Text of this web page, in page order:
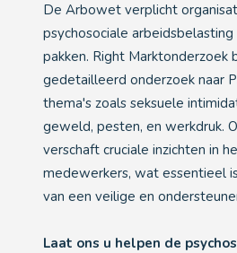
De Arbowet verplicht
psychosociale arbeidsbelasting
pakken. Right Marktonderzoek
gedetailleerd onderzoek naar
thema's zoals seksuele
geweld, pesten, en werkdruk.
verschaft cruciale inzichten in
medewerkers, wat essentieel
van een veilige en
Laat ons u helpen de